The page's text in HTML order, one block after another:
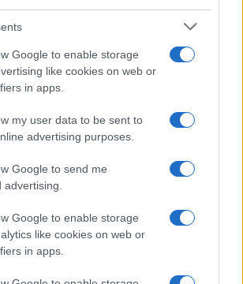
Google to enable storage
like cookies on web or
in apps.
my user data to be sent to
advertising purposes.
Google to send me
Google to enable storage
like cookies on web or
in apps.
leggere